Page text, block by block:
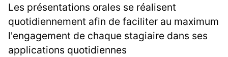
Les présentations orales se réalisent
quotidiennement afin de faciliter au maximum
l'engagement de chaque stagiaire dans ses
applications quotidiennes